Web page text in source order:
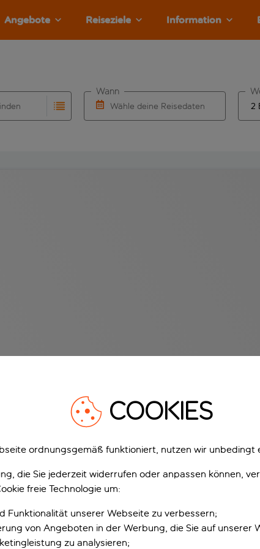
Angebote Reiseziele Information
Wähle deine Reisedaten
Wann
COOKIES
ordnungsgemäß funktioniert, nutzen wir unbedingt
die Sie jederzeit widerrufen oder anpassen können,
freie Technologie um:
Funktionalität unserer Webseite zu verbessern;
von Angeboten in der Werbung, die Sie auf unserer
zu analysieren;